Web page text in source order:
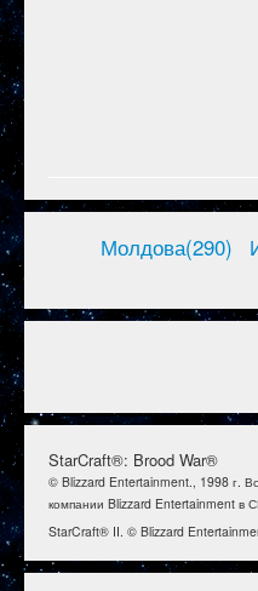
Молдова(290)
StarCraft®: Brood War®
© Blizzard Entertainment., 1998 г.
компании Blizzard Entertainment в
StarCraft® II. © Blizzard